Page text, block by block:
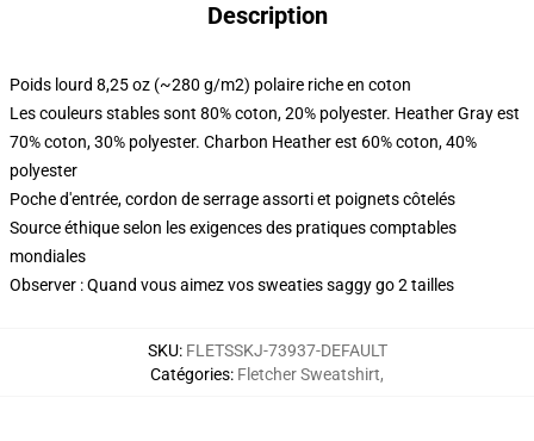
Description
Poids lourd 8,25 oz (~280 g/m2) polaire riche en coton
Les couleurs stables sont 80% coton, 20% polyester. Heather Gray est
70% coton, 30% polyester. Charbon Heather est 60% coton, 40%
polyester
Poche d'entrée, cordon de serrage assorti et poignets côtelés
Source éthique selon les exigences des pratiques comptables
mondiales
Observer : Quand vous aimez vos sweaties saggy go 2 tailles
SKU: FLETSSKJ-73937-DEFAULT
Catégories: Fletcher Sweatshirt,